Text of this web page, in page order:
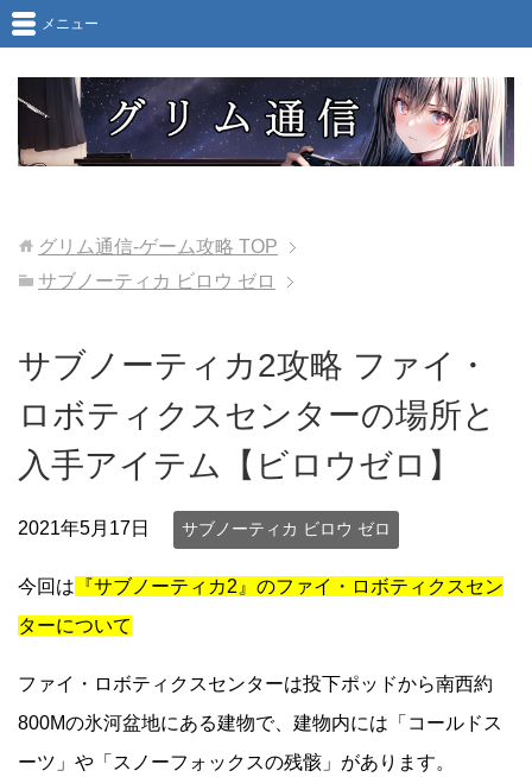
メニュー
グリム通信-ゲーム攻略 TOP
サブノーティカ ビロウ ゼロ
サブノーティカ2攻略 ファイ・
ロボティクスセンターの場所と
入手アイテム【ビロウゼロ】
2021年5月17日 サブノーティカ ビロウ ゼロ
今回は 『サブノーティカ2』のファイ・ロボティクスセン
ターについて
ファイ・ロボティクスセンターは投下ポッドから南西約
800Mの氷河盆地にある建物で、建物内には「コールドス
ーツ」や「スノーフォックスの残骸」があります。